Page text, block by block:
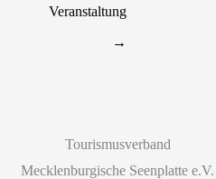
Veranstaltung
→
Tourismusverband
Mecklenburgische Seenplatte e.V.